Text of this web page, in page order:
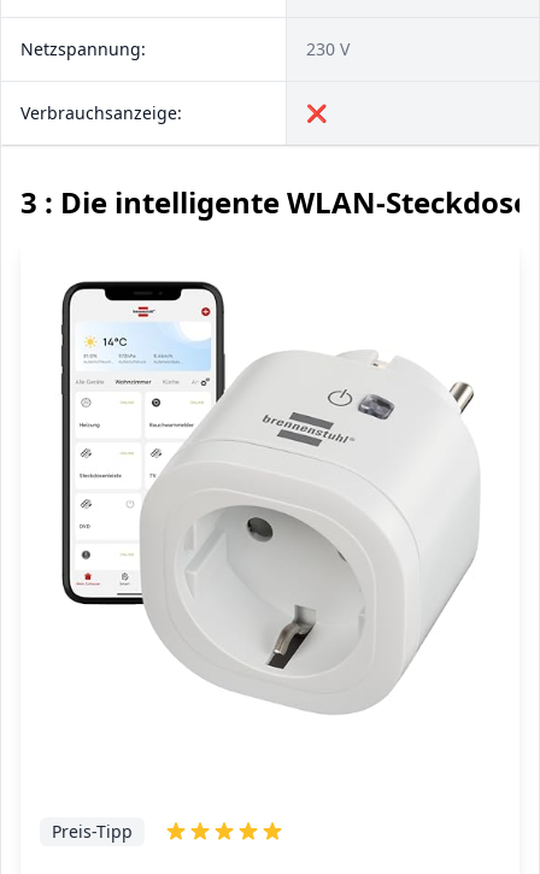
Netzspannung: 230 V
Verbrauchsanzeige: ❌
3 : Die intelligente WLAN-Steckdose
Preis-Tipp